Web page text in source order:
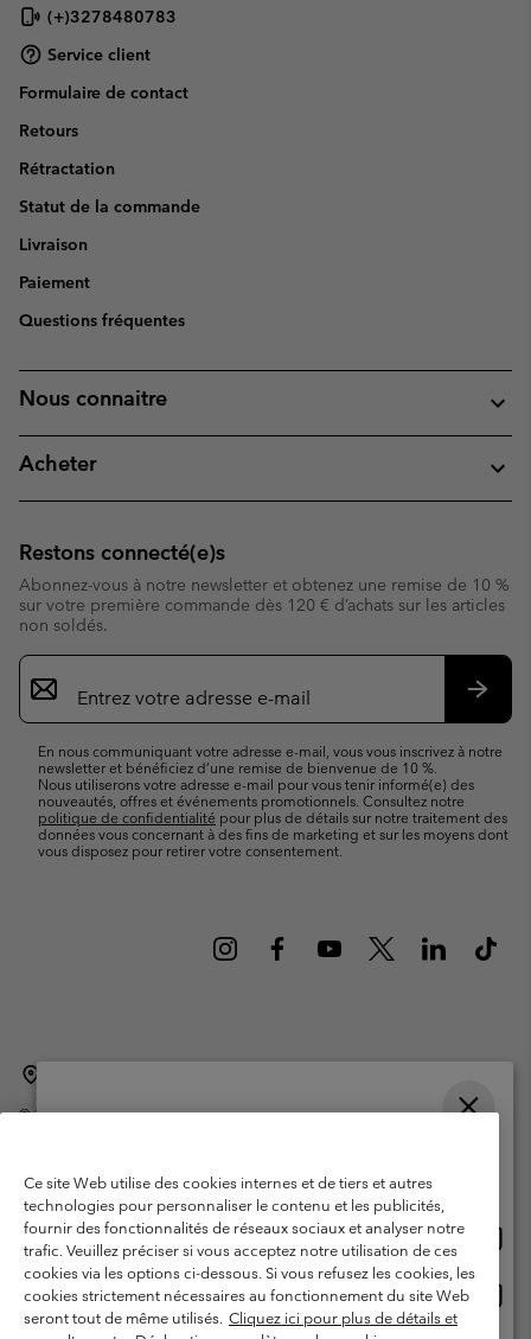
(+)3278480783
Service client
Formulaire de contact
Retours
Rétractation
Statut de la commande
Livraison
Paiement
Questions fréquentes
Nous connaitre
Acheter
Restons connecté(e)s
Abonnez-vous à notre newsletter et obtenez une remise de 10 %
sur votre première commande dès 120 € d’achats sur les articles
non soldés.
Inscription
par
e-
En nous communiquant votre adresse e-mail, vous vous inscrivez à notre
newsletter et bénéficiez d’une remise de bienvenue de 10 %.
Nous utiliserons votre adresse e-mail pour vous tenir informé(e) des
nouveautés, offres et événements promotionnels. Consultez notre
politique de confidentialité pour plus de détails sur notre traitement des
données vous concernant à des fins de marketing et sur les moyens dont
vous disposez pour retirer votre consentement.
©2026Columbia Sportswear International Sarl. Avenue des Morgines, 12
Garanties Légales
Politique de confidentialité
Conditions d'utilisation - Membres
Conditions D'utilisation - Contenu généré par l'utilisateur
Impressum
Cookies
Ce site Web utilise des cookies internes et de tiers et autres
technologies pour personnaliser le contenu et les publicités,
fournir des fonctionnalités de réseaux sociaux et analyser notre
trafic. Veuillez préciser si vous acceptez notre utilisation de ces
cookies via les options ci-dessous. Si vous refusez les cookies, les
cookies strictement nécessaires au fonctionnement du site Web
seront tout de même utilisés. Cliquez ici pour plus de détails et
Achats en ligne disponibles
United States
ligne
Belgium-English